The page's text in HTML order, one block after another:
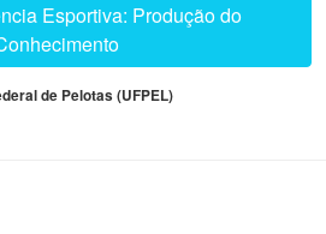
Esportiva: Produção do
de Pelotas (UFPEL)